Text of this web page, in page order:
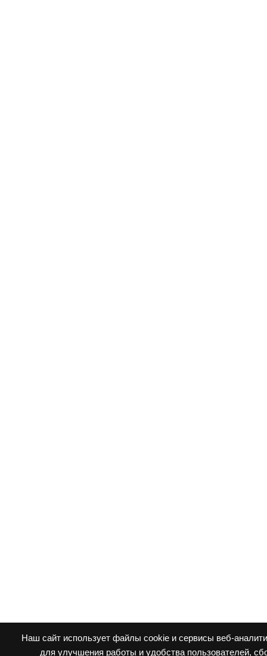
Наш сайт использует файлы cookie и сервисы веб-
для улучшения работы и удобства пользователей,